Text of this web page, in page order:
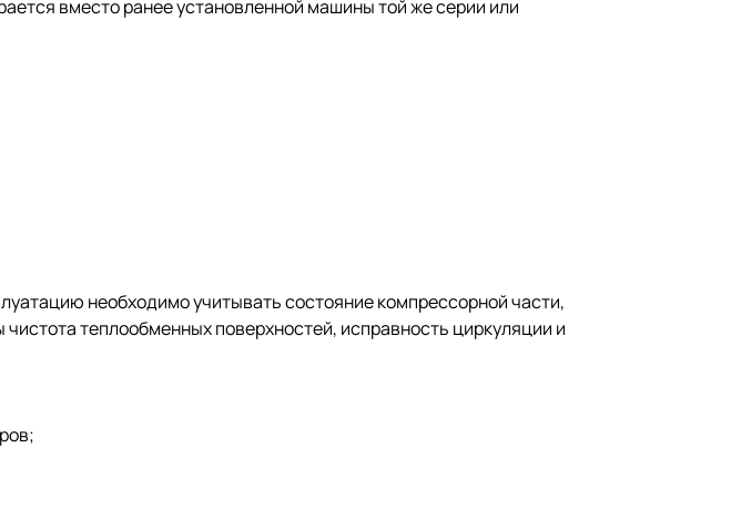
вместо ранее установленной машины той же серии или
необходимо учитывать состояние компрессорной части,
теплообменных поверхностей, исправность циркуляции и